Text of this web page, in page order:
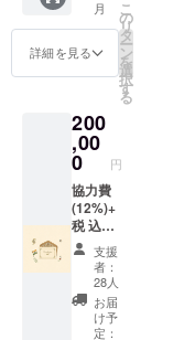
もたち
からの
サン
キュー
レ
を心を
込めて
お届け
しま
す！ (寄
付金受
領証明
書を発
行しま
月
詳細を見る
こ
の
リ
タ
ー
ン
を
選
択
す
る
200
,00
0 円
協力費
(12%)+
税 込み
で
231,394
円とな
りま
す。
【ブッ
支援
者：
28人
お届
け予
定：